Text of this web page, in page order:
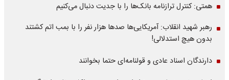
همتی: کنترل ترازنامه بانک‌ها را با جدیت دنبال می‌کنیم
رهبر شهید انقلاب: آمریکایی‌ها صدها هزار نفر را با بمب اتم کشتند
بدون هیچ استدلالی!
دارندگان اسناد عادی و قولنامه‌ای حتما بخوانند